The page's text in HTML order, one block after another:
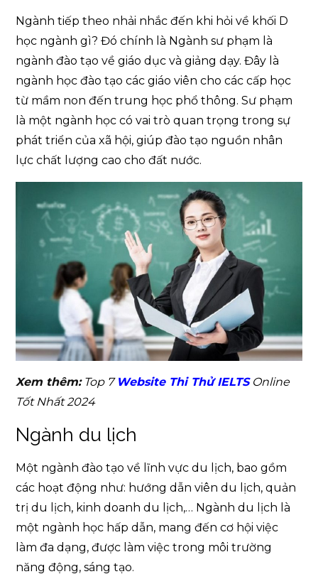
Ngành tiếp theo nhải nhắc đến khi hỏi về khối D
học ngành gì? Đó chính là Ngành sư phạm là
ngành đào tạo về giáo dục và giảng dạy. Đây là
ngành học đào tạo các giáo viên cho các cấp học
từ mầm non đến trung học phổ thông. Sư phạm
là một ngành học có vai trò quan trọng trong sự
phát triển của xã hội, giúp đào tạo nguồn nhân
lực chất lượng cao cho đất nước.
Xem thêm:Top 7 Website Thi Thử IELTSOnline
Tốt Nhất 2024
Ngành du lịch
Một ngành đào tạo về lĩnh vực du lịch, bao gồm
các hoạt động như: hướng dẫn viên du lịch, quản
trị du lịch, kinh doanh du lịch,… Ngành du lịch là
một ngành học hấp dẫn, mang đến cơ hội việc
làm đa dạng, được làm việc trong môi trường
năng động, sáng tạo.